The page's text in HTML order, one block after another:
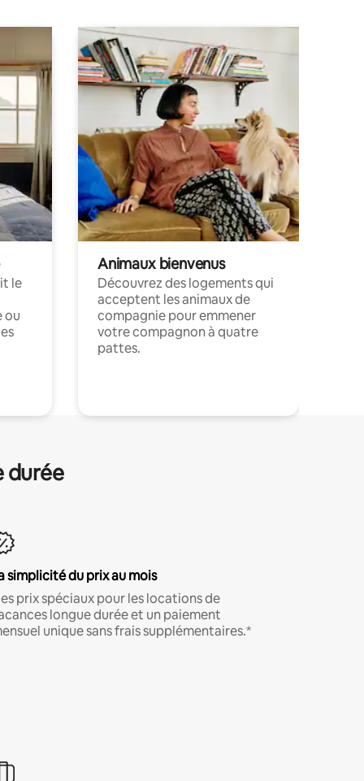
le
ou
Animaux bienvenus
Découvrez des logements qui
acceptent les animaux de
compagnie pour emmener
votre compagnon à quatre
pattes.
durée
simplicité du prix au mois
prix spéciaux pour les locations de
longue durée et un paiement
unique sans frais supplémentaires.*